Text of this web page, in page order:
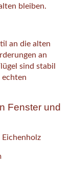
bleiben.
an die alten
an
sind stabil
echten
Fenster und
Eichenholz